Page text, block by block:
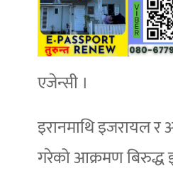
एजेन्सी ।
इरानमाथि इजरायल
गरेको आक्रमण बिरुद्ध